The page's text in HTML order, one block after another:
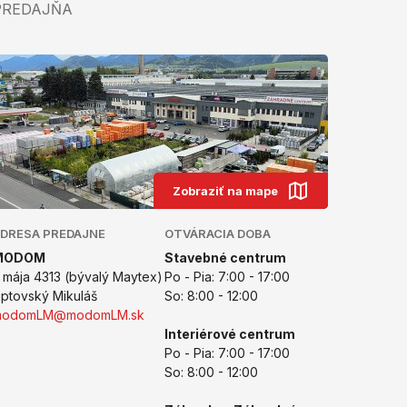
Zobraziť na mape
PREDAJNE
mája 4313 (bývalý Maytex)
Mikuláš
OTVÁRACIA DOBA
Stavebné centrum
Po - Pia: 7:00 - 17:00
So: 8:00 - 12:00
Interiérové centrum
Po - Pia: 7:00 - 17:00
So: 8:00 - 12:00